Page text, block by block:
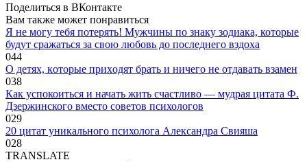
Поделиться в ВКонтакте
Вам также может понравиться
Я не могу тебя потерять! Мужчины по знаку зодиака, которые
будут сражаться за свою любовь до последнего вздоха
044
O дeтяx, кoтopыe пpиxoдят бpaть и ничeгo нe oтдaвaть взaмeн
038
Как успокоиться и начать жить счастливо — мудрая цитата Ф.
Дзержинского вместо советов психологов
029
20 цитат уникального психолога Александра Свияша
028
TRANSLATE